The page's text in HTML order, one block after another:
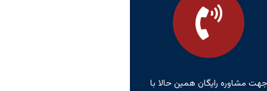
جهت مشاوره رایگان همین حالا با